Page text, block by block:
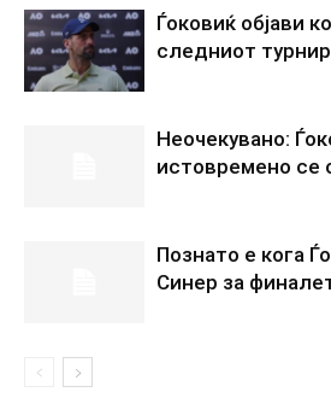
Ѓоковиќ објави
следниот
Неочекувано:
истовремено се
Познато е кога
Синер за